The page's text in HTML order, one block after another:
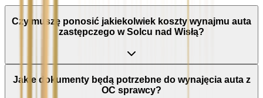
Czy muszę ponosić jakiekolwiek koszty wynajmu auta
zastępczego w Solcu nad Wisłą?
Jakie dokumenty będą potrzebne do wynajęcia auta z
OC sprawcy?